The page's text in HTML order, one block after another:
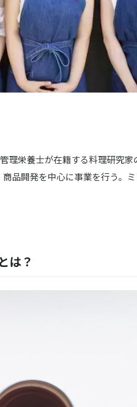
理栄養士が在籍する料理研究
品開発を中心に事業を行う。
は？